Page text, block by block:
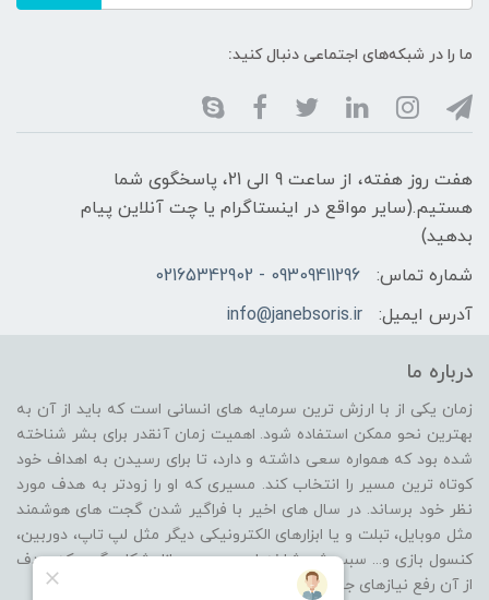
ما را در شبکه‌های اجتماعی دنبال کنید:
هفت روز هفته، از ساعت 9 الی 21، پاسخگوی شما
هستیم.(سایر مواقع در اینستاگرام یا چت آنلاین پیام
بدهید)
شماره تماس:
09309411296 - 02165342902
آدرس ایمیل:
info@janebsoris.ir
درباره ما
زمان یکی از با ارزش ترین سرمایه های انسانی است که باید از آن به
بهترین نحو ممکن استفاده شود. اهمیت زمان آنقدر برای بشر شناخته
شده بود که همواره سعی داشته و دارد، تا برای رسیدن به اهداف خود
کوتاه ترین مسیر را انتخاب کند. مسیری که او را زودتر به هدف مورد
نظر خود برساند. در سال های اخیر با فراگیر شدن گجت های هوشمند
مثل موبایل، تبلت و یا ابزارهای الکترونیکی دیگر مثل لپ تاپ، دوربین،
کنسول بازی و... سبب شد شاخه ای جدید در بازار شکل بگیرد که هدف
از آن رفع نیازهای جانبی از گروه محصولات باشد.